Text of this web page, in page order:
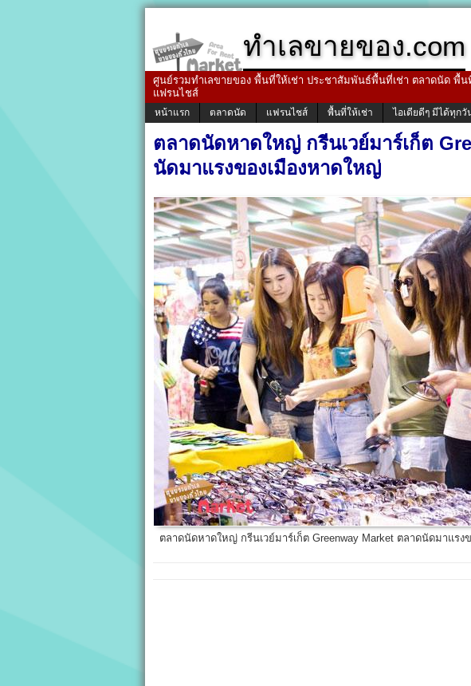
ทำเลขายของ.com
ศูนย์รวมทำเลขายของ พื้นที่ให้เช่า ประชาสัมพันธ์พื้นที่เช่า ตลาดนัด พื้
แฟรนไชส์
หน้าแรก ตลาดนัด แฟรนไชส์ พื้นที่ให้เช่า ไอเดียดีๆ มีได้ทุกวั
ตลาดนัดหาดใหญ่ กรีนเวย์มาร์เก็ต
นัดมาแรงของเมืองหาดใหญ่
ตลาดนัดหาดใหญ่ กรีนเวย์มาร์เก็ต Greenway Market ตลาดนัดมาแรง